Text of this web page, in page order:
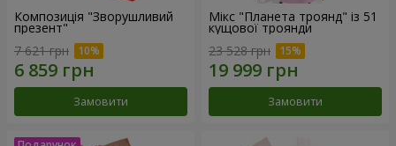
Композиція "Зворушливий
презент"
7 621 грн
Замовити
Мікс "Планета троянд" із 51
кущової троянди
23 528 грн
Замовити